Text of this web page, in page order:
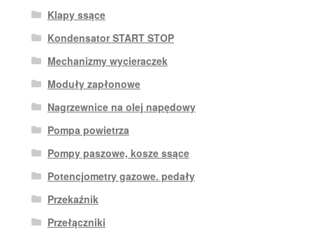
Klapy ssące
Kondensator START STOP
Mechanizmy wycieraczek
Moduły zapłonowe
Nagrzewnice na olej napędowy
Pompa powietrza
Pompy paszowe, kosze ssące
Potencjometry gazowe. pedały
Przekaźnik
Przełączniki